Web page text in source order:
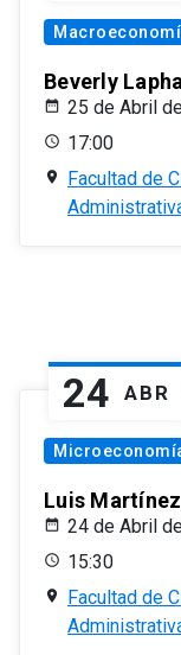
Beverly
25 de Abril
17:00
Facultad de
24 ABR
Luis
24 de Abril
15:30
Facultad de